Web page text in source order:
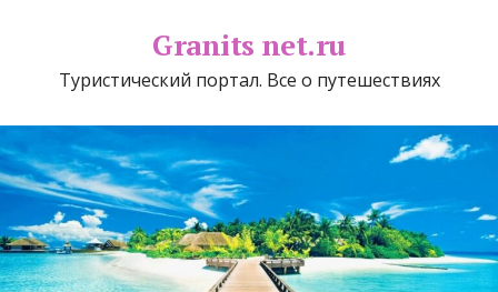
Granits net.ru
Туристический портал. Все о путешествиях